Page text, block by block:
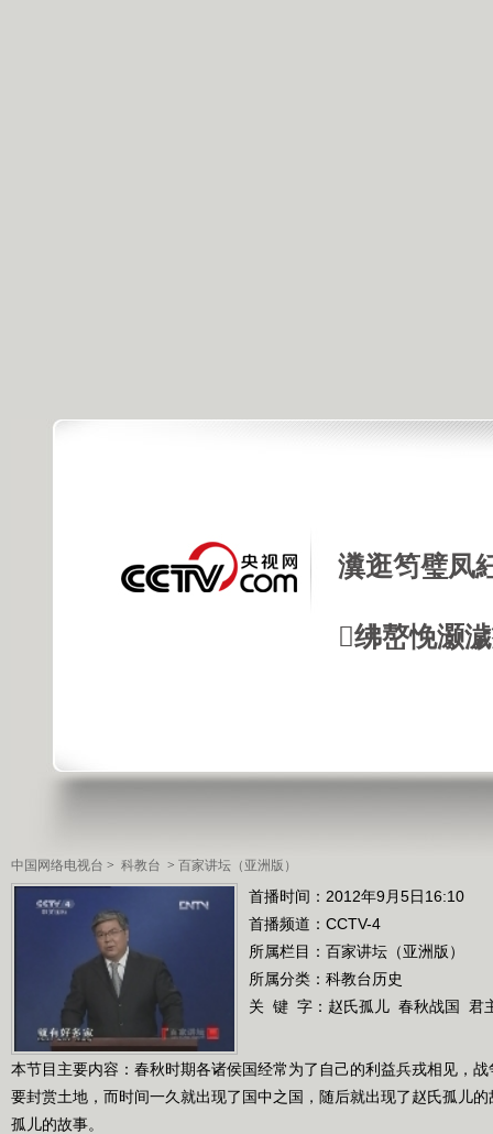
瀵逛笉璧凤
绋嶅悗灏
中国网络电视台 > 科教台 > 百家讲坛（亚洲版）
首播时间：2012年9月5日16:10
首播频道： CCTV-4
所属栏目： 百家讲坛（亚洲版）
所属分类：科教台历史
关 键 字： 赵氏孤儿 春秋战国 君
本节目主要内容：春秋时期各诸侯国经常为了自己的利益兵戎相见，
要封赏土地，而时间一久就出现了国中之国，随后就出现了赵氏孤儿
孤儿的故事。